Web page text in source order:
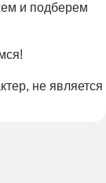
и подберем
не является